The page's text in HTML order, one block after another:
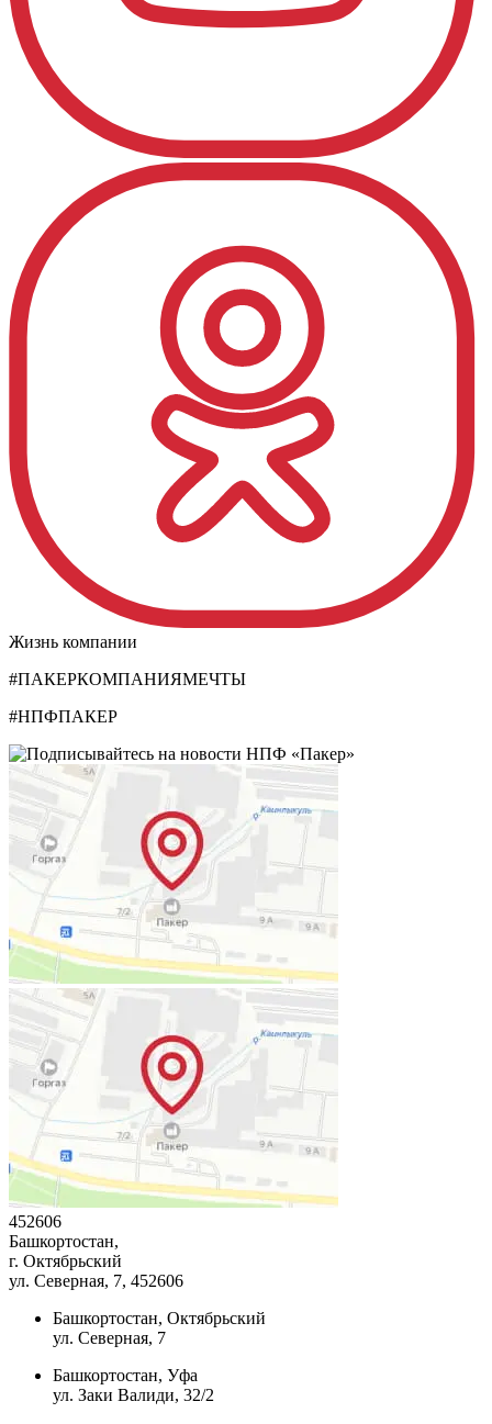
Жизнь компании
#ПАКЕРКОМПАНИЯМЕЧТЫ
#НПФПАКЕР
452606
Башкортостан,
г. Октябрьский
ул. Северная, 7, 452606
Башкортостан, Октябрьский
ул. Северная, 7
Башкортостан, Уфа
ул. Заки Валиди, 32/2